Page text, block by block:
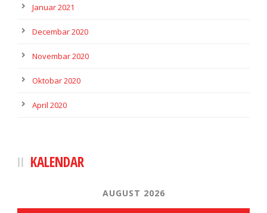
Januar 2021
Decembar 2020
Novembar 2020
Oktobar 2020
April 2020
KALENDAR
AUGUST 2026